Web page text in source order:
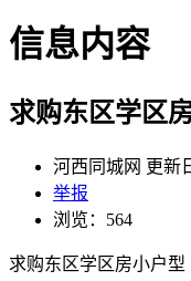
信息内容
求购东区学区
河西同城网 更新
举报
浏览：564
求购东区学区房小户型